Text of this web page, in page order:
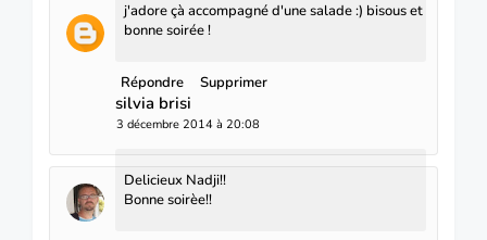
j'adore çà accompagné d'une salade :) bisous et
bonne soirée !
Répondre Supprimer
silvia brisi
3 décembre 2014 à 20:08
Delicieux Nadji!!
Bonne soirèe!!